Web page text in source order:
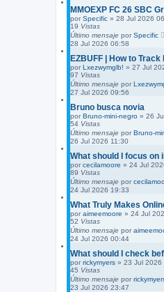
MMOEXP FC 26 SBC
por Specific » 28 Jul 2026
19 Vistas
Último mensaje por Specific
28 Jul 2026 06:58
EZBUFF | How to
por Lxezwymglb! » 27 Jul
97 Vistas
Último mensaje por
27 Jul 2026 09:56
Bruno busca novia
por Bruno-mini-negro » 26
54 Vistas
Último mensaje por Bruno-
26 Jul 2026 11:30
What should I focus on
por cecilamoore » 24 Jul
89 Vistas
Último mensaje por
24 Jul 2026 19:33
What Truly Makes
por aimeemoore » 24 Jul
52 Vistas
Último mensaje por
24 Jul 2026 00:44
What should I check
por rickymyers » 23 Jul 2026
45 Vistas
Último mensaje por
23 Jul 2026 23:47